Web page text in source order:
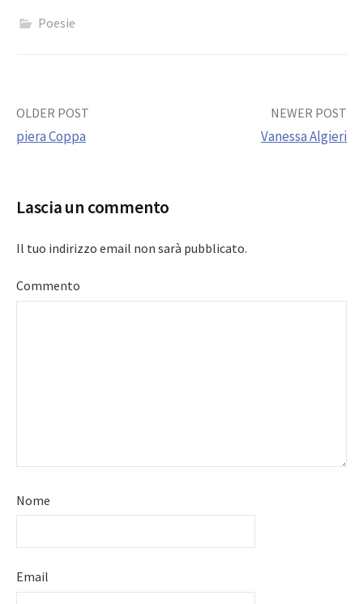
Poesie
Post
OLDER POST
piera Coppa
NEWER POST
Vanessa Algieri
Lascia un commento
Il tuo indirizzo email non sarà pubblicato.
Commento
Nome
Email